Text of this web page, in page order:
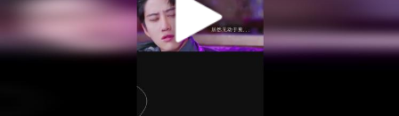
美国将对多晶硅衍生品加征15%关税
泰国校园枪击案死亡人数升至7人